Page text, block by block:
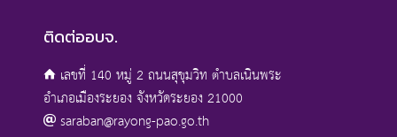
ติดต่ออบจ.
เลขที่ 140 หมู่ 2 ถนนสุขุมวิท ตำบลเนินพระ
อำเภอเมืองระยอง จังหวัดระยอง 21000
saraban@rayong-pao.go.th